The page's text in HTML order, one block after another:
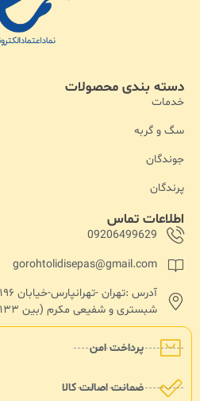
پرداخت امن
ضمانت اصالت کالا
اطلاعات تماس
09206499629
gorohtolidisepas@gmail.com
شبستری و شفیعی مکرم (بین ۱۳۳ و۱۳۵)پلاک ۱۸۲
دسته بندی محصولات
خدمات
سگ و گربه
جوندگان
پرندگان